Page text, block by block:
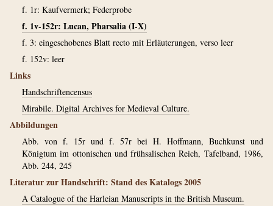
f. 1r: Kaufvermerk; Federprobe
f. 1v-152r: Lucan, Pharsalia (I-X)
f. 3: eingeschobenes Blatt recto mit Erläuterungen, verso leer
f. 152v: leer
Links
Handschriftencensus
Mirabile. Digital Archives for Medieval Culture.
Abbildungen
Abb. von f. 15r und f. 57r bei H. Hoffmann, Buchkunst und
Königtum im ottonischen und frühsalischen Reich, Tafelband, 1986,
Abb. 244, 245
Literatur zur Handschrift: Stand des Katalogs 2005
A Catalogue of the Harleian Manuscripts in the British Museum.